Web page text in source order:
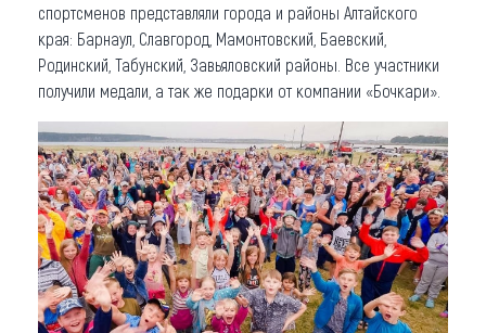
спортсменов представляли города и районы Алтайского
края: Барнаул, Славгород, Мамонтовский, Баевский,
Родинский, Табунский, Завьяловский районы. Все участники
получили медали, а так же подарки от компании «Бочкари».